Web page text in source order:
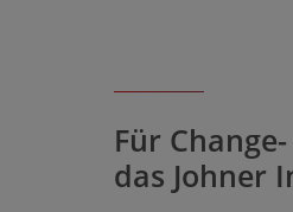
Für
das Johner